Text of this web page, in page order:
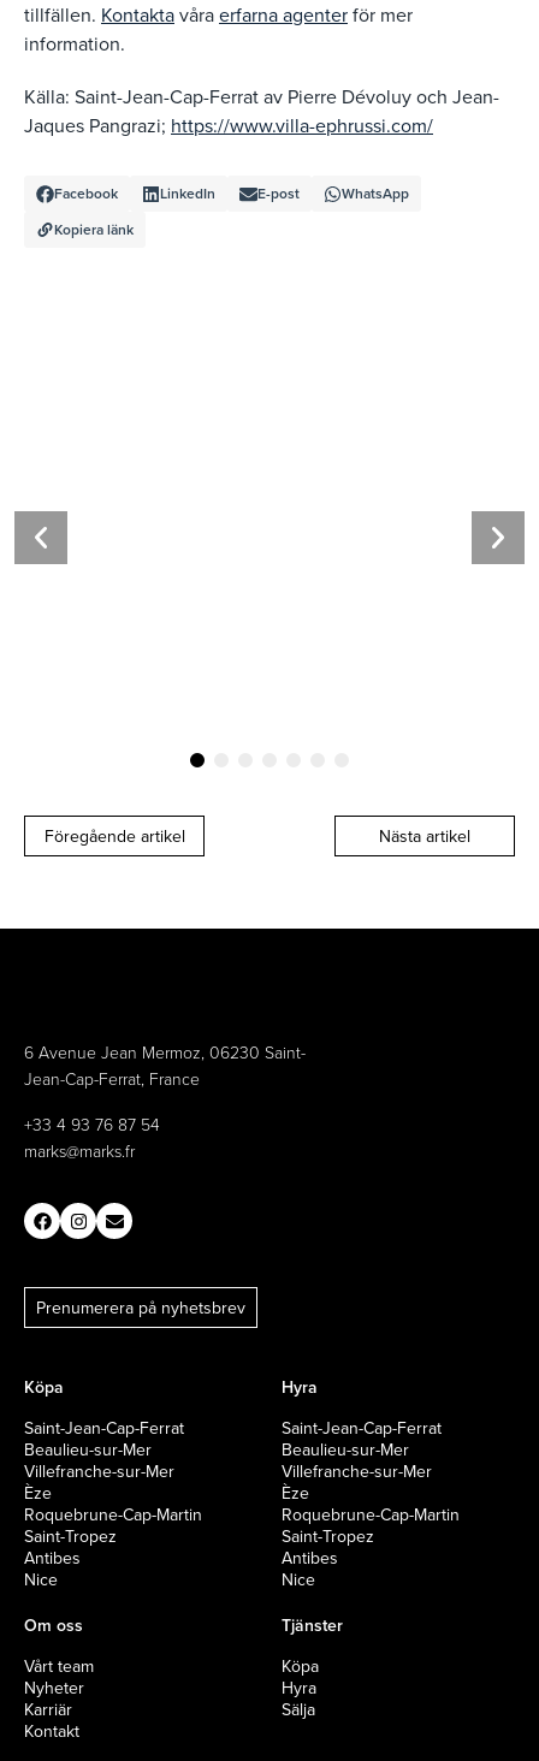
tillfällen. Kontaktavåraerfarna agenterför mer
information.
Källa: Saint-Jean-Cap-Ferrat av Pierre Dévoluy och Jean-
Jaques Pangrazi; https://www.villa-ephrussi.com/
Facebook LinkedIn E-post
WhatsApp
Kopiera länk
Föregående artikel Nästa artikel
6 Avenue Jean Mermoz, 06230 Saint-
Jean-Cap-Ferrat, France
+33 4 93 76 87 54
marks@marks.fr
Prenumerera på nyhetsbrev
Köpa
Saint-Jean-Cap-Ferrat
Beaulieu-sur-Mer
Villefranche-sur-Mer
Èze
Roquebrune-Cap-Martin
Saint-Tropez
Antibes
Nice
Hyra
Saint-Jean-Cap-Ferrat
Beaulieu-sur-Mer
Villefranche-sur-Mer
Èze
Roquebrune-Cap-Martin
Saint-Tropez
Antibes
Nice
Om oss
Vårt team
Nyheter
Karriär
Kontakt
Tjänster
Köpa
Hyra
Sälja